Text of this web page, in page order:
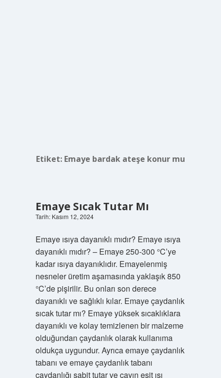
Etiket: Emaye bardak ateşe konur mu
Emaye Sıcak Tutar Mı
Tarih: Kasım 12, 2024
Emaye ısıya dayanıklı mıdır? Emaye ısıya
dayanıklı mıdır? – Emaye 250-300 °C’ye
kadar ısıya dayanıklıdır. Emayelenmiş
nesneler üretim aşamasında yaklaşık 850
°C’de pişirilir. Bu onları son derece
dayanıklı ve sağlıklı kılar. Emaye çaydanlık
sıcak tutar mı? Emaye yüksek sıcaklıklara
dayanıklı ve kolay temizlenen bir malzeme
olduğundan çaydanlık olarak kullanıma
oldukça uygundur. Ayrıca emaye çaydanlık
tabanı ve emaye çaydanlık tabanı
çaydanlığı sabit tutar ve çayın eşit ısı